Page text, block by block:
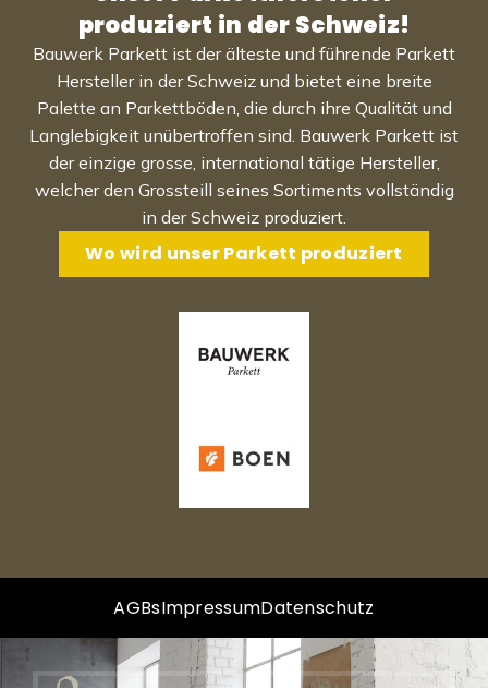
produziert in der Schweiz!
Bauwerk Parkett ist der älteste und führende Parkett
Hersteller in der Schweiz und bietet eine breite
Palette an Parkettböden, die durch ihre Qualität und
Langlebigkeit unübertroffen sind. Bauwerk Parkett ist
der einzige grosse, international tätige Hersteller,
welcher den Grossteill seines Sortiments vollständig
in der Schweiz produziert.
Wo wird unser Parkett produziert
AGBsImpressumDatenschutz